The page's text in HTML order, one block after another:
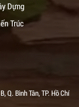
Dựng
Trúc
Q. Bình Tân, TP. Hồ Chí